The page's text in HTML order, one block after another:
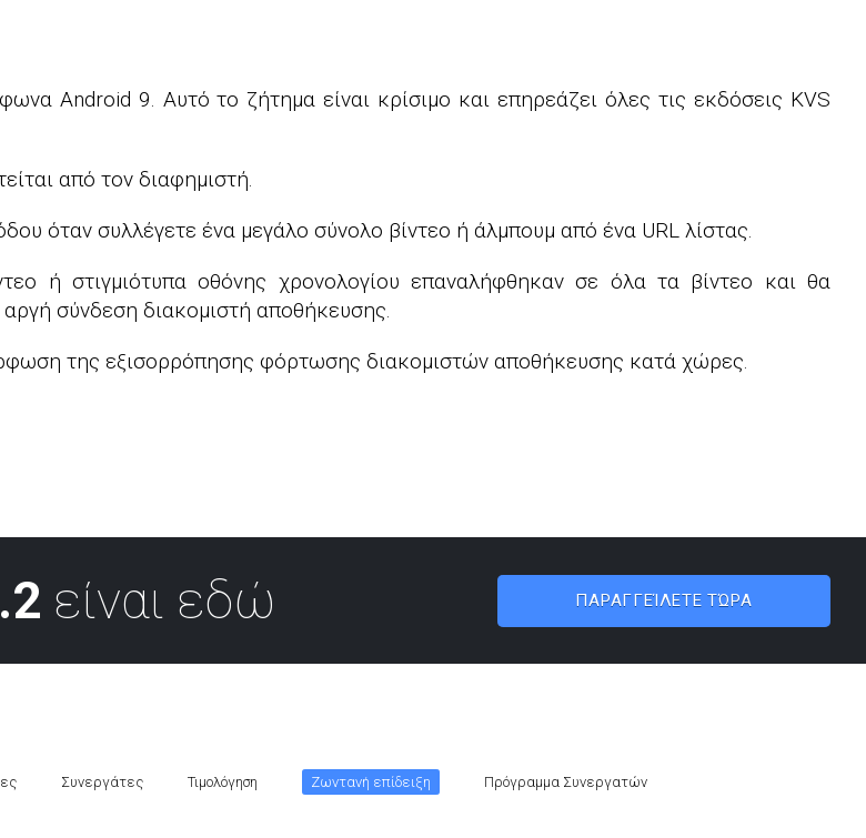
Android 9. Αυτό το ζήτημα είναι κρίσιμο και επηρεάζει όλες τις εκδόσεις KVS
από τον διαφημιστή.
όταν συλλέγετε ένα μεγάλο σύνολο βίντεο ή άλμπουμ από ένα URL λίστας.
ή στιγμιότυπα οθόνης χρονολογίου επαναλήφθηκαν σε όλα τα βίντεο και θα
σύνδεση διακομιστή αποθήκευσης.
της εξισορρόπησης φόρτωσης διακομιστών αποθήκευσης κατά χώρες.
είναι εδώ ΠΑΡΑΓΓΕΊΛΕΤΕ ΤΏΡΑ
Συνεργάτες Τιμολόγηση Ζωντανή επίδειξη Πρόγραμμα Συνεργατών